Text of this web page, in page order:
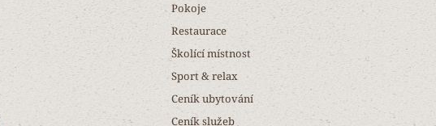
Pokoje
Restaurace
Školící místnost
Sport & relax
Ceník ubytování
Ceník služeb